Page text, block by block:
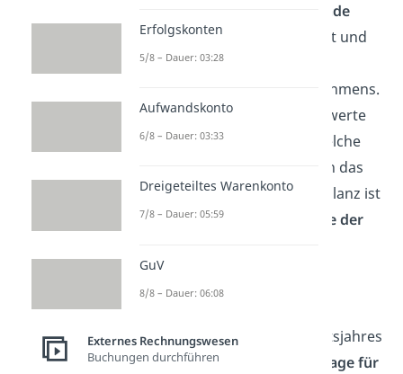
Ende
eines Geschäftsjahres
erstellt und
gibt Auskunft über die
des Unternehmens.
Sie zeigt, welche Vermögenswerte
das Unternehmen besitzt, welche
Schulden es hat und wie hoch das
Eigenkapital ist. Die Schlussbilanz ist
somit eineMomentaufnahme der
Jahresende.
Beginneines neuen Geschäftsjahres
erstellt und bildet die
Grundlage für
Erfolgskonten
5/8 – Dauer: 03:28
Aufwandskonto
6/8 – Dauer: 03:33
Dreigeteiltes Warenkonto
7/8 – Dauer: 05:59
GuV
8/8 – Dauer: 06:08
Externes Rechnungswesen
Buchungen durchführen